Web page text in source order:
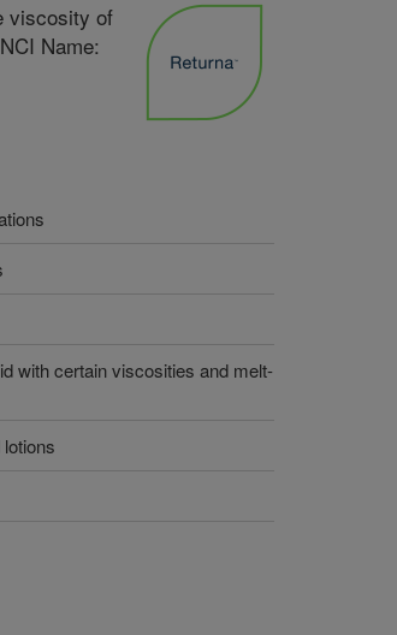
viscosity of
Name:
with certain viscosities and melt-